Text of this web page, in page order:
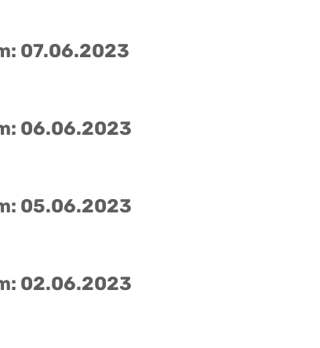
07.06.2023
06.06.2023
05.06.2023
02.06.2023